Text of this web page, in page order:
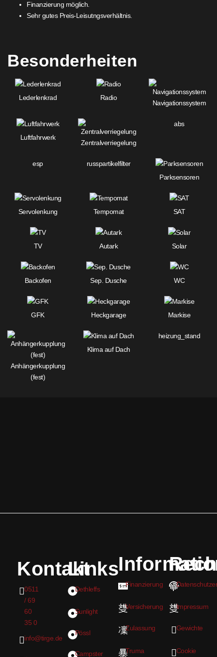
Finanzierung möglich.
Sehr gutes Preis-Leisutngsverhältnis.
Besonderheiten
Lederlenkrad Radio
Navigationssystem
Luftfahrwerk
Zentralverriegelung
abs
esp
russpartikelfilter
Parksensoren
Servolenkung Tempomat SAT
TV Autark Solar
Backofen Sep. Dusche WC
GFK Heckgarage Markise
Anhängerkupplung
(fest)
Klima auf Dach
heizung_stand
Kontakt
0511
/ 69
60
35 0
info@tirge.de
Links
Dethleffs
Sunlight
Pössl
Campster
Finanzierung
Versicherung
Zulassung
Truma
Impressum
Gewichte
Cookie